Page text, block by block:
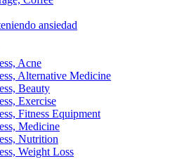
ansiedad
Acne
Alternative Medicine
Beauty
Exercise
Fitness Equipment
Medicine
Nutrition
Weight Loss